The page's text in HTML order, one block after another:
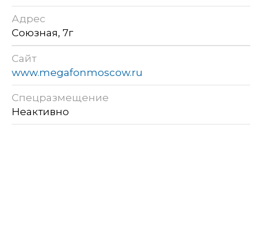
Адрес
Союзная, 7г
Сайт
www.megafonmoscow.ru
Спецразмещение
Неактивно